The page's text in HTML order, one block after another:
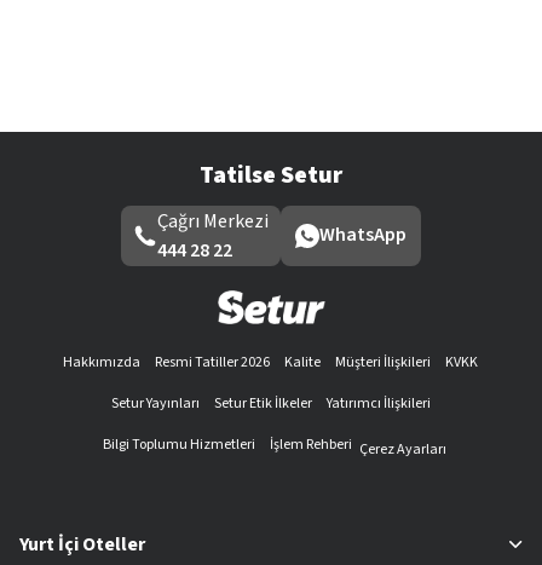
Tatilse Setur
Çağrı Merkezi
444 28 22
WhatsApp
Hakkımızda Resmi Tatiller 2026 Kalite Müşteri İlişkileri
KVKK
Setur Yayınları
Setur Etik İlkeler
Yatırımcı İlişkileri
Bilgi Toplumu Hizmetleri
İşlem Rehberi Çerez Ayarları
Yurt İçi Oteller